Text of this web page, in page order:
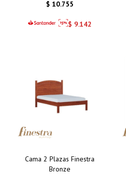
$ 10.755
$ 9.142
Cama 2 Plazas Finestra
Bronze